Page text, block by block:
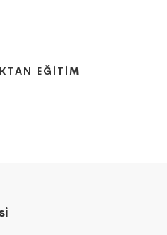
EĞITIM